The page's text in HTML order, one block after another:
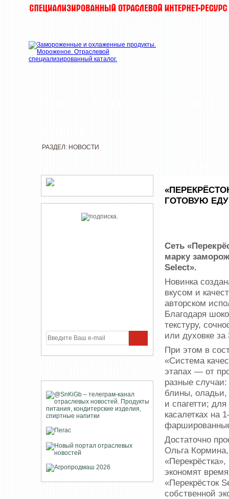
РАЗДЕЛ: НОВОСТИ
ГОТОВУЮ
Сеть
марку
Select».
Новинка
вкусом и
авторском
Благодаря
текстуру,
или духовке
При этом в
«Система
этапах — от
разные
блины,
и спагетти;
касалетках на
Достаточно
Ольга
экономят
«Перекрёсток
собственной